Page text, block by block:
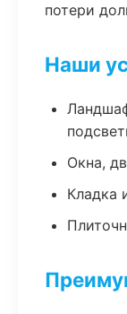
потери
Наши
Окна,
Кладка